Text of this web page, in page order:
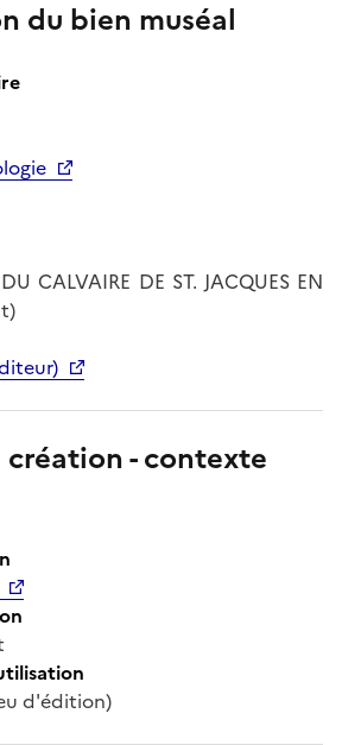
du bien muséal
CALVAIRE DE ST. JACQUES EN
- contexte
d'édition)